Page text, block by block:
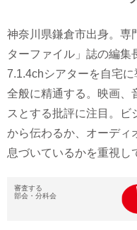
神奈川県鎌倉市出身。専
ターファイル」誌の編集
7.1.4chシアターを自宅
全般に精通する。映画、
スとする批評に注目。ビ
から伝わるか、オーディ
息づいているかを重視し